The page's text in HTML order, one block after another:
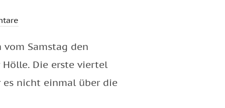
Samstag den
Hölle. Die erste viertel
es nicht einmal über die